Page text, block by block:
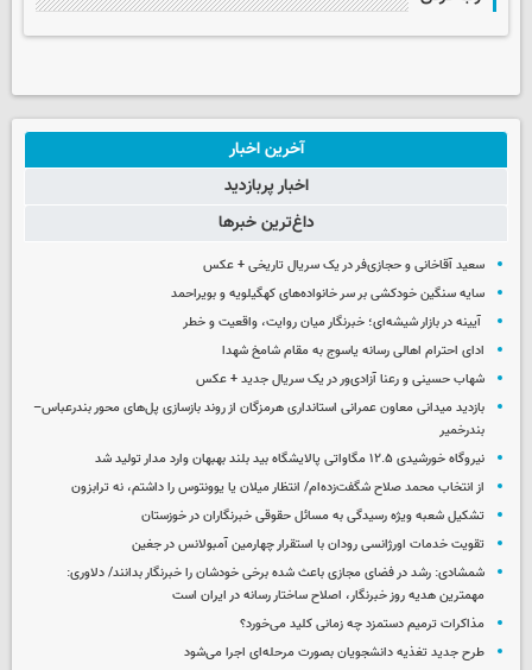
آخرین اخبار
اخبار پربازدید
داغ‌ترین خبرها
سعید آقاخانی و حجازی‌فر در یک سریال تاریخی + عکس
سایه سنگین خودکشی بر سر خانواده‌های کهگیلویه و بویراحمد
آیینه در بازار شیشه‌ای؛ خبرنگار میان روایت، واقعیت و خطر
ادای احترام اهالی رسانه یاسوج به مقام شامخ شهدا
شهاب حسینی و رعنا آزادی‌ور در یک سریال جدید + عکس
بازدید میدانی معاون عمرانی استانداری هرمزگان از روند بازسازی پل‌های محور بندرعباس–
بندرخمیر
نیروگاه خورشیدی ۱۲.۵ مگاواتی پالایشگاه بید بلند بهبهان وارد مدار تولید شد
از انتخاب محمد صلاح شگفت‌زده‌ام/ انتظار میلان یا یوونتوس را داشتم، نه ترابزون
تشکیل شعبه ویژه رسیدگی به مسائل حقوقی خبرنگاران در خوزستان
تقویت خدمات اورژانسی رودان با استقرار چهارمین آمبولانس در جغین
شمشادی: رشد در فضای مجازی باعث شده برخی خودشان را خبرنگار بدانند/ دلاوری:
مهمترین هدیه‌ روز خبرنگار، اصلاح ساختار رسانه در ایران است
مذاکرات ترمیم دستمزد چه زمانی کلید می‌خورد؟
طرح جدید تغذیه دانشجویان بصورت مرحله‌ای اجرا می‌شود